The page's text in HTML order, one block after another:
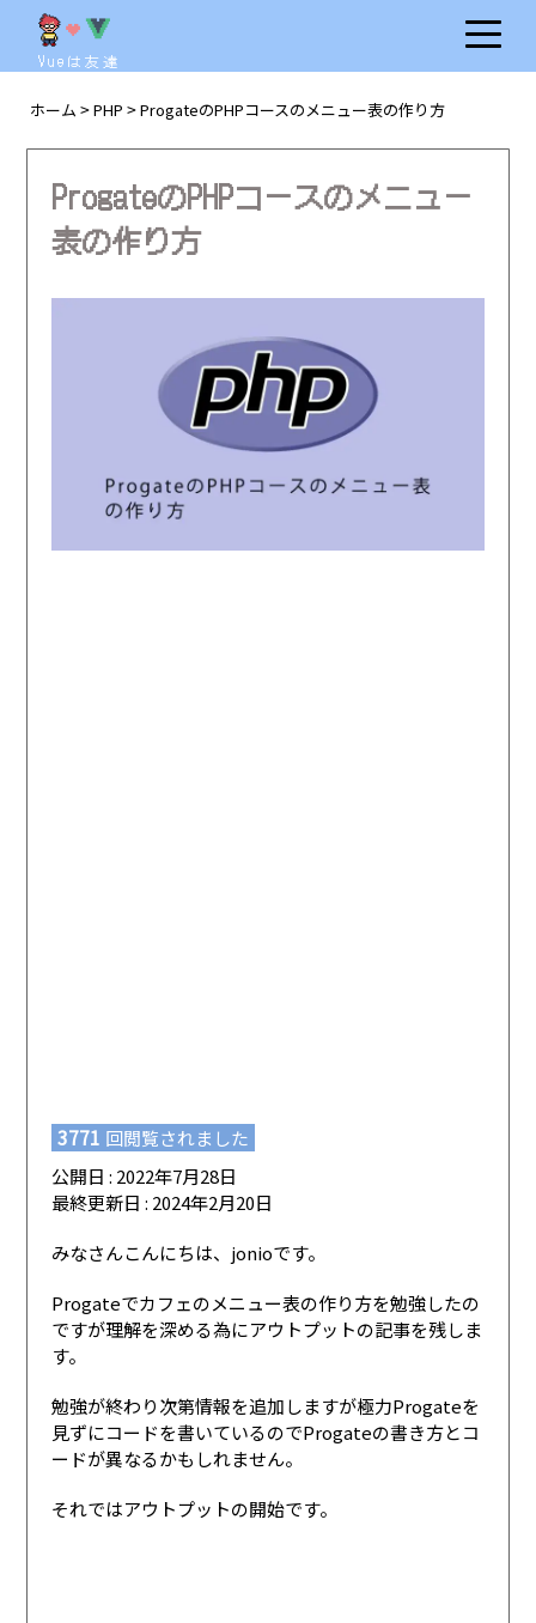
Vueは友達
ホーム > PHP > ProgateのPHPコースのメニュー表の作り方
ProgateのPHPコースのメニュー
表の作り方
3771 回閲覧されました
公開日 : 2022年7月28日
最終更新日 : 2024年2月20日
みなさんこんにちは、jonioです。
Progateでカフェのメニュー表の作り方を勉強したの
ですが理解を深める為にアウトプットの記事を残しま
す。
勉強が終わり次第情報を追加しますが極力Progateを
見ずにコードを書いているのでProgateの書き方とコ
ードが異なるかもしれません。
それではアウトプットの開始です。